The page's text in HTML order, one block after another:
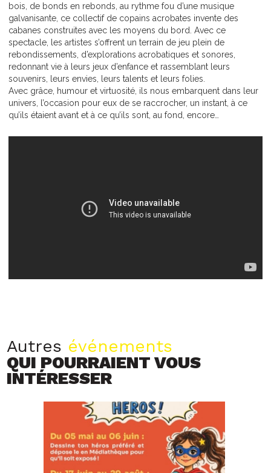
bois, de bonds en rebonds, au rythme fou d’une musique
galvanisante, ce collectif de copains acrobates invente des
cabanes construites avec les moyens du bord. Avec ce
spectacle, les artistes s’offrent un terrain de jeu plein de
rebondissements, d’explorations acrobatiques et sonores,
redonnant vie à leurs jeux d’enfance et rassemblant leurs
souvenirs, leurs envies, leurs talents et leurs folies.
Avec grâce, humour et virtuosité, ils nous embarquent dans leur
univers, l’occasion pour eux de se raccrocher, un instant, à ce
qu’ils étaient avant et à ce qu’ils sont, au fond, encore…
Autres événements
QUI POURRAIENT VOUS
INTÉRESSER